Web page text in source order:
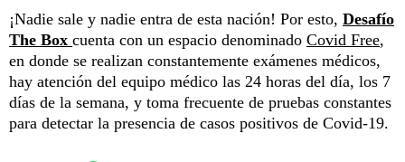
¡Nadie sale y nadie entra de esta nación! Por esto, Desafío
The Box cuenta con un espacio denominado Covid Free,
en donde se realizan constantemente exámenes médicos,
hay atención del equipo médico las 24 horas del día, los 7
días de la semana, y toma frecuente de pruebas constantes
para detectar la presencia de casos positivos de Covid-19.